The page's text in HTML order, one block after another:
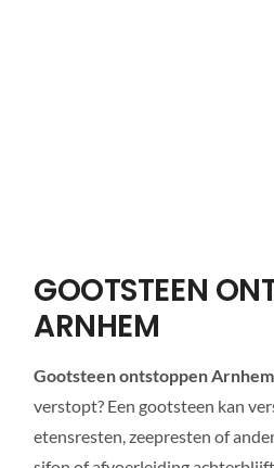
GOOTSTEEN
ARNHEM
Gootsteen ontstoppen
verstopt? Een gootsteen kan
etensresten, zeepresten of